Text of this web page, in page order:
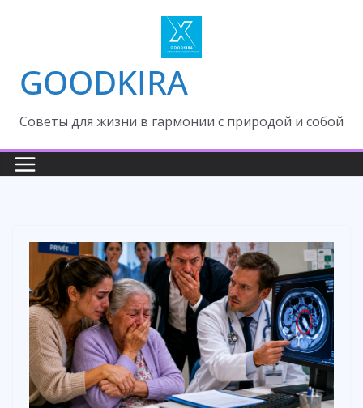
GOODKIRA
Cоветы для жизни в гармонии с природой и собой